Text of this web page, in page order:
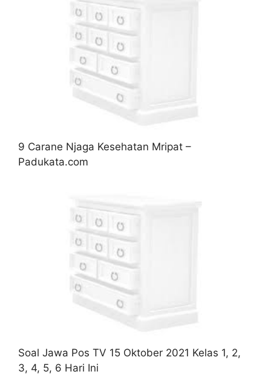
9 Carane Njaga Kesehatan Mripat –
Padukata.com
Soal Jawa Pos TV 15 Oktober 2021 Kelas 1, 2,
3, 4, 5, 6 Hari Ini